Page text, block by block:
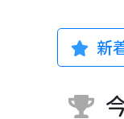
新